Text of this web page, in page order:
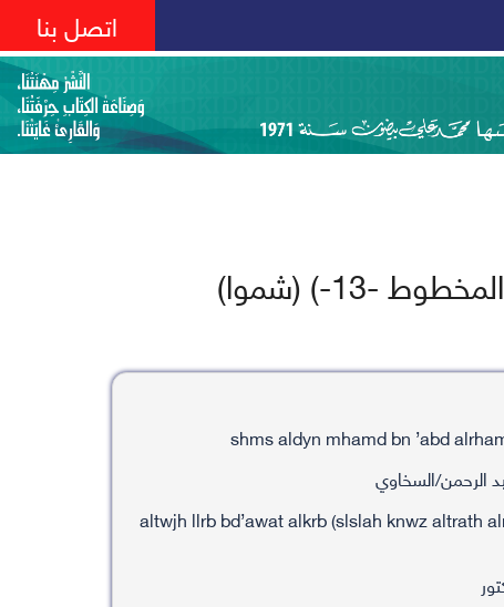
اتصل بنا
-13-) (شموا)
السخاوي
altwjh llrb bd’awat alkrb (slslah knwz altrath